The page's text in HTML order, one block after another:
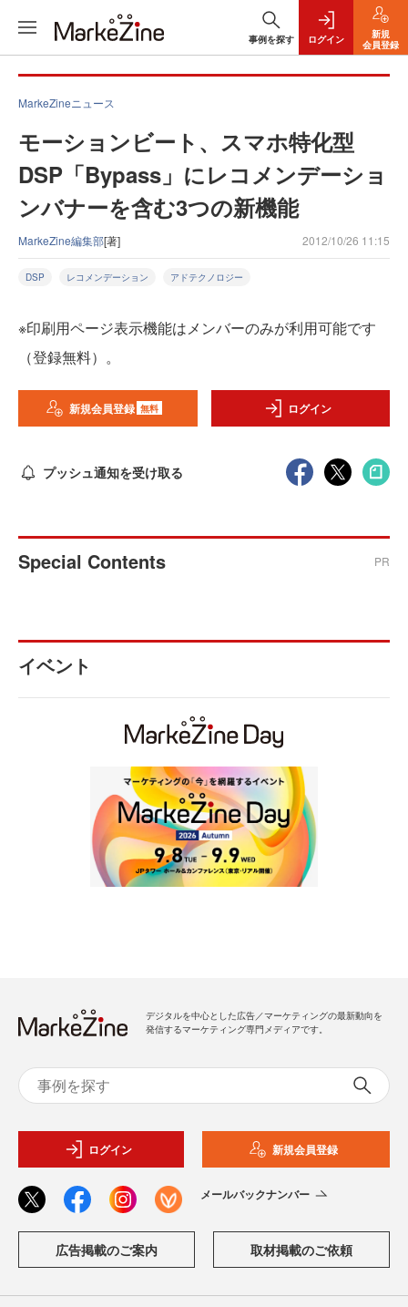
事例を探す ログイン
新規
会員登録
MarkeZineニュース
モーションビート、スマホ特化型
DSP「Bypass」にレコメンデーショ
ンバナーを含む3つの新機能
MarkeZine編集部[著] 2012/10/26 11:15
DSP レコメンデーション アドテクノロジー
※印刷用ページ表示機能はメンバーのみが利用可能です
（登録無料）。
新規会員登録 無料 ログイン
プッシュ通知を受け取る
Special Contents PR
イベント
デジタルを中心とした広告／マーケティングの最新動向を
発信するマーケティング専門メディアです。
ログイン 新規会員登録
メールバックナンバー
広告掲載のご案内 取材掲載のご依頼